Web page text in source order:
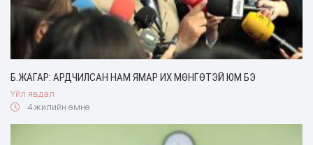
Б.ЖАГАР: АРДЧИЛСАН НАМ ЯМАР ИХ МӨНГӨТЭЙ ЮМ БЭ
Үйл явдал
4 жилийн өмнө